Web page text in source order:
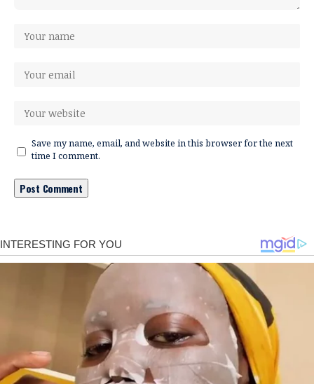
Save my name, email, and website in this browser for the next
time I comment.